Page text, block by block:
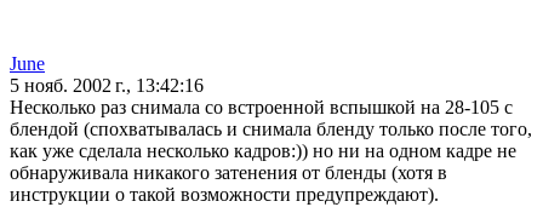
June
5 нояб. 2002 г., 13:42:16
Несколько раз снимала со встроенной вспышкой на 28-105 с
блендой (спохватывалась и снимала бленду только после того,
как уже сделала несколько кадров:)) но ни на одном кадре не
обнаруживала никакого затенения от бленды (хотя в
инструкции о такой возможности предупреждают).